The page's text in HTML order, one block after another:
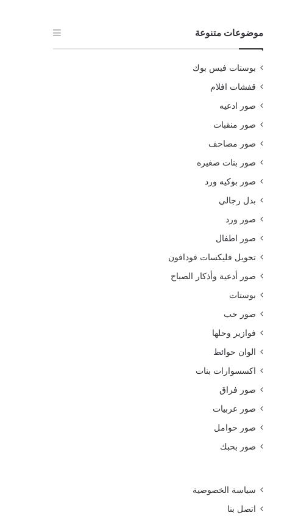
موضوعات متنوعة
بوستات فيس بوك
قفشات افلام
صور ادعيه
صور منقبات
صور مصاحف
صور بنات صغيره
صور بوكيه ورد
بدل رجالي
صور ورد
صور اطفال
تحويل فليكسات فودافون
صور أدعية وأذكار الصباح
بوستات
صور حب
فوازير وحلها
الوان حوائط
اكسسوارات بنات
صور فراق
صور عربيات
صور حوامل
صور بحبك
سياسة الخصوصية
اتصل بنا